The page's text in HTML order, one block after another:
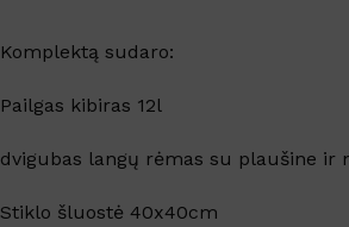
Komplektą sudaro:
Pailgas kibiras 12l
dvigubas langų rėmas su plaušine ir
Stiklo šluostė 40x40cm